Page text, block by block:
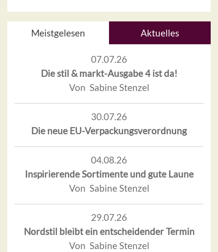
Meistgelesen Aktuelles
07.07.26
Die stil & markt-Ausgabe 4 ist da!
Von Sabine Stenzel
30.07.26
Die neue EU-Verpackungsverordnung
04.08.26
Inspirierende Sortimente und gute Laune
Von Sabine Stenzel
29.07.26
Nordstil bleibt ein entscheidender Termin
Von Sabine Stenzel